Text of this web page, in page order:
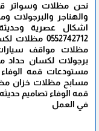
نحن مظلات وسواتر
والهناجر والبرجولات
اشكال عصرية
0552742712
مظلات مواقف
برجولات لكسان حداد
مستودعات قمه
مسابح مظلات خزان
قمه الوفاء تصاميم
في العمل